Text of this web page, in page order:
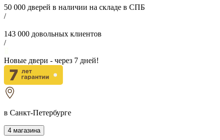
50 000 дверей в наличии на складе в СПБ
/
143 000 довольных клиентов
/
Новые двери - через 7 дней!
в Санкт-Петербурге
4 магазина